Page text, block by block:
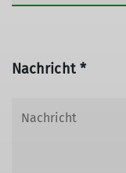
Nachricht *